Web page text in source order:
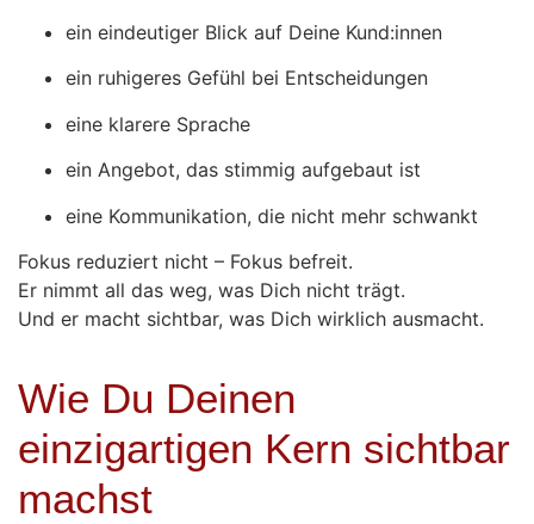
ein eindeutiger Blick auf Deine Kund:innen
ein ruhigeres Gefühl bei Entscheidungen
eine klarere Sprache
ein Angebot, das stimmig aufgebaut ist
eine Kommunikation, die nicht mehr schwankt
Fokus reduziert nicht – Fokus befreit.
Er nimmt all das weg, was Dich nicht trägt.
Und er macht sichtbar, was Dich wirklich ausmacht.
Wie Du Deinen
einzigartigen Kern sichtbar
machst